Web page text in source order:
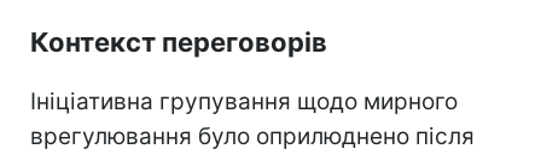
Контекст переговорів
Ініціативна групування щодо мирного
врегулювання було оприлюднено після